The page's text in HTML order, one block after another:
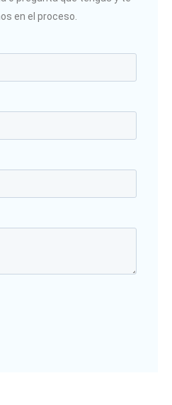
en el proceso.